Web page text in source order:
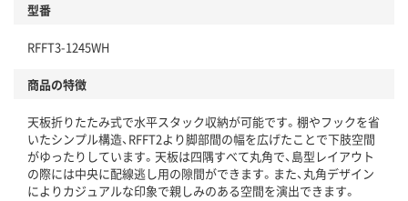
型番
RFFT3-1245WH
商品の特徴
天板折りたたみ式で水平スタック収納が可能です。棚やフックを省
いたシンプル構造、RFFT2より脚部間の幅を広げたことで下肢空間
がゆったりしています。天板は四隅すべて丸角で、島型レイアウト
の際には中央に配線逃し用の隙間ができます。また、丸角デザイン
によりカジュアルな印象で親しみのある空間を演出できます。